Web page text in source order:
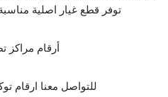
توفر قطع غيار اصلية
أرقام مراكز
للتواصل معنا ارقام